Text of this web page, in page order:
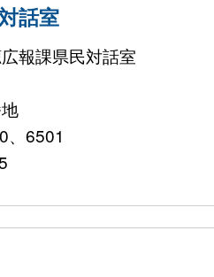
話室
報課県民対話室
番地
、6501